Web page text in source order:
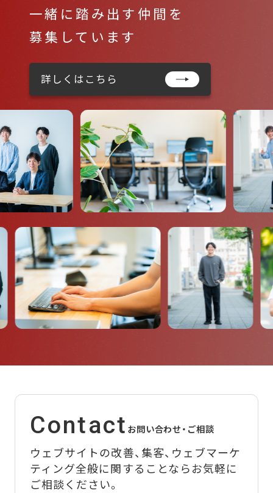
一緒に踏み出す仲間を
募集しています
詳しくはこちら
Contact お問い合わせ・ご相談
ウェブサイトの改善、集客、ウェブマーケ
ティング全般に関することならお気軽に
ご相談ください。